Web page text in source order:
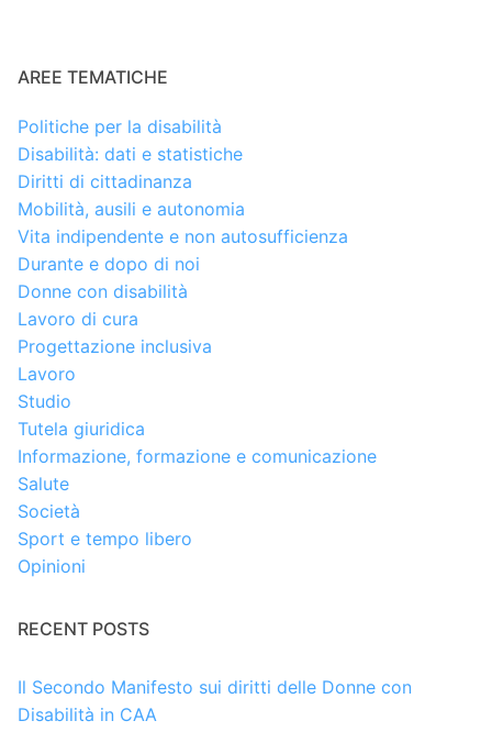
AREE TEMATICHE
Politiche per la disabilità
Disabilità: dati e statistiche
Diritti di cittadinanza
Mobilità, ausili e autonomia
Vita indipendente e non autosufficienza
Durante e dopo di noi
Donne con disabilità
Lavoro di cura
Progettazione inclusiva
Lavoro
Studio
Tutela giuridica
Informazione, formazione e comunicazione
Salute
Società
Sport e tempo libero
Opinioni
RECENT POSTS
Il Secondo Manifesto sui diritti delle Donne con
Disabilità in CAA